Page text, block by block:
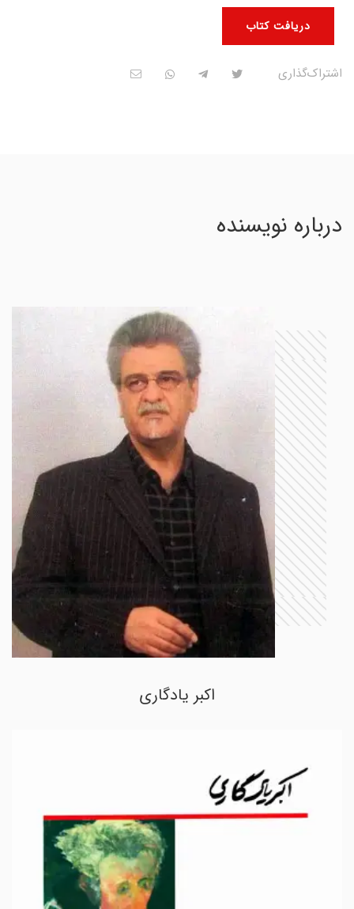
دریافت کتاب
اشتراک‌گذاری
درباره نویسنده
اکبر یادگاری